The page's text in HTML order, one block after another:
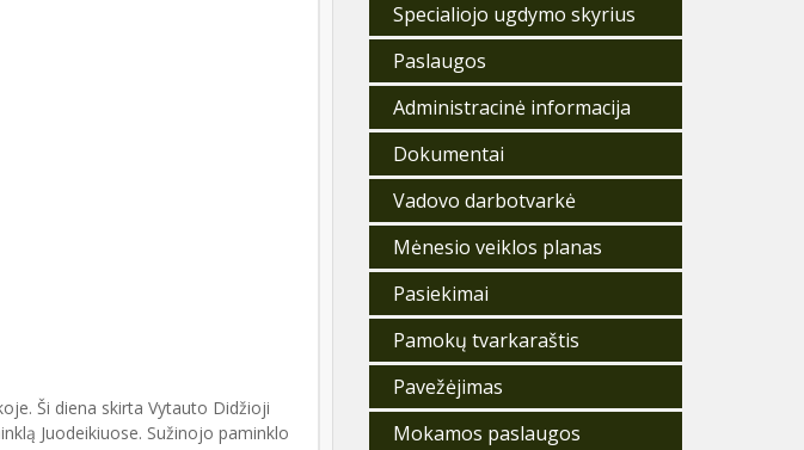
Ši diena skirta Vytauto Didžioji
Juodeikiuose. Sužinojo paminklo
Specialiojo ugdymo skyrius
Paslaugos
Administracinė informacija
Dokumentai
Vadovo darbotvarkė
Mėnesio veiklos planas
Pasiekimai
Pamokų tvarkaraštis
Pavežėjimas
Mokamos paslaugos